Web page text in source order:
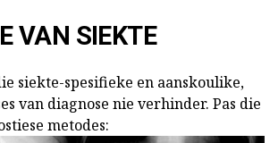
VAN SIEKTE
siekte-spesifieke en aanskoulike,
van diagnose nie verhinder. Pas die
metodes: